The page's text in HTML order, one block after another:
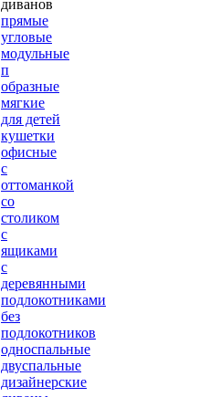
диванов
прямые
угловые
модульные
п
образные
мягкие
для детей
кушетки
офисные
с
оттоманкой
со
столиком
с
ящиками
с
деревянными
подлокотниками
без
подлокотников
односпальные
двуспальные
дизайнерские